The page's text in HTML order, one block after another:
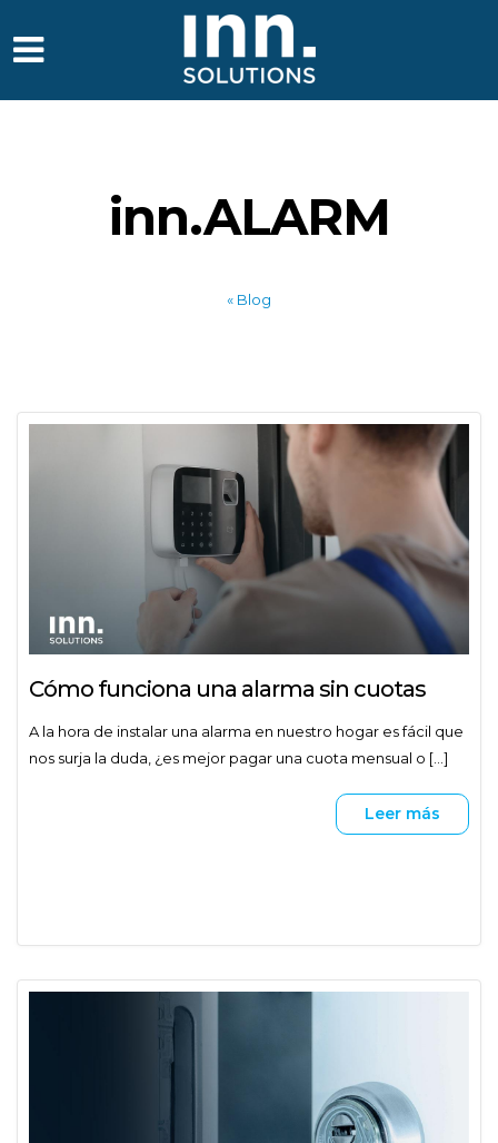
inn.ALARM
« Blog
Cómo funciona una alarma sin cuotas
A la hora de instalar una alarma en nuestro hogar es fácil que
nos surja la duda, ¿es mejor pagar una cuota mensual o [...]
Leer más